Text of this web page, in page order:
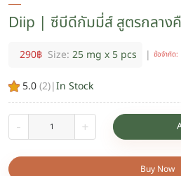
Diip | ซีบีดีกัมมี่ส์ สูตรกลาง
290฿ Size: 25 mg x 5 pcs | ข้อจำกัด:
5.0(2)|In Stock
- +
Buy Now